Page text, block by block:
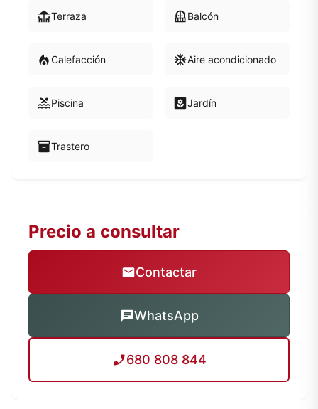
Terraza Balcón
Calefacción Aire acondicionado
Piscina Jardín
Trastero
Precio a consultar
Contactar
WhatsApp
680 808 844